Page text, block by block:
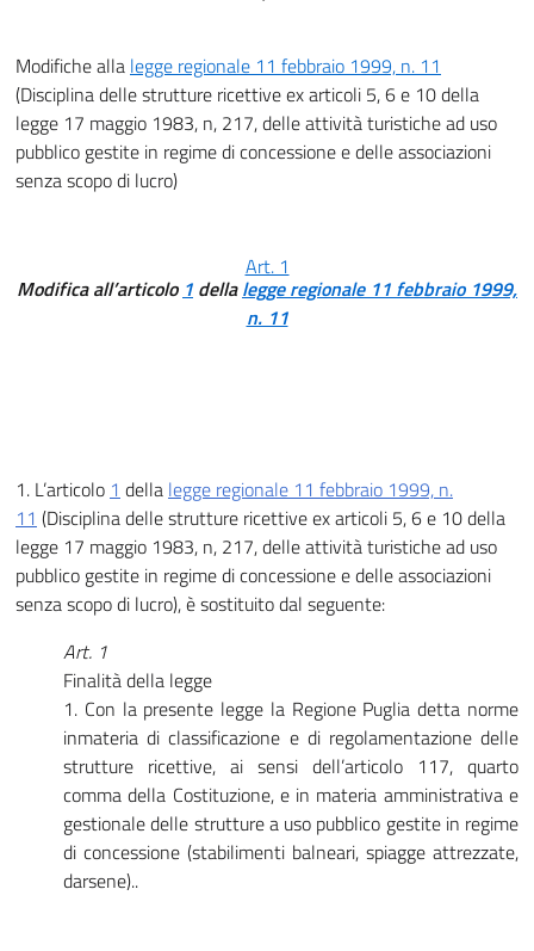
Modifiche alla legge regionale 11 febbraio 1999, n. 11
(Disciplina delle strutture ricettive ex articoli 5, 6 e 10 della
legge 17 maggio 1983, n, 217, delle attività turistiche ad uso
pubblico gestite in regime di concessione e delle associazioni
senza scopo di lucro)
Art. 1
Modifica all’articolo 1 dellalegge regionale 11 febbraio 1999,
n. 11
1. L’articolo 1 della legge regionale 11 febbraio 1999, n.
11 (Disciplina delle strutture ricettive ex articoli 5, 6 e 10 della
legge 17 maggio 1983, n, 217, delle attività turistiche ad uso
pubblico gestite in regime di concessione e delle associazioni
senza scopo di lucro), è sostituito dal seguente:
Art. 1
Finalità della legge
1. Con la presente legge la Regione Puglia detta norme
inmateria di classificazione e di regolamentazione delle
strutture ricettive, ai sensi dell’articolo 117, quarto
comma della Costituzione, e in materia amministrativa e
gestionale delle strutture a uso pubblico gestite in regime
di concessione (stabilimenti balneari, spiagge attrezzate,
darsene)..